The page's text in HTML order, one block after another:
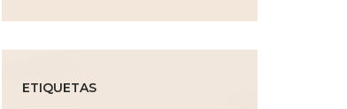
ETIQUETAS